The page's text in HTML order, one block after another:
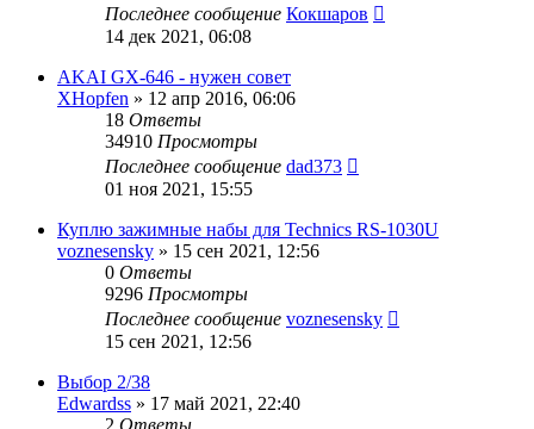
Последнее сообщение Кокшаров
14 дек 2021, 06:08
AKAI GX-646 - нужен совет
XHopfen » 12 апр 2016, 06:06
18 Ответы
34910 Просмотры
Последнее сообщение dad373
01 ноя 2021, 15:55
Куплю зажимные набы для Technics RS-1030U
voznesensky » 15 сен 2021, 12:56
0 Ответы
9296 Просмотры
Последнее сообщение voznesensky
15 сен 2021, 12:56
Выбор 2/38
Edwardss » 17 май 2021, 22:40
2 Ответы